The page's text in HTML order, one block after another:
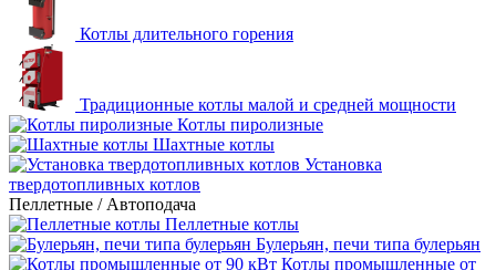
Котлы длительного горения
Традиционные котлы малой и средней мощности
Котлы пиролизные
Шахтные котлы
Установка
твердотопливных котлов
Пеллетные / Автоподача
Пеллетные котлы
Булерьян, печи типа булерьян
Котлы промышленные от